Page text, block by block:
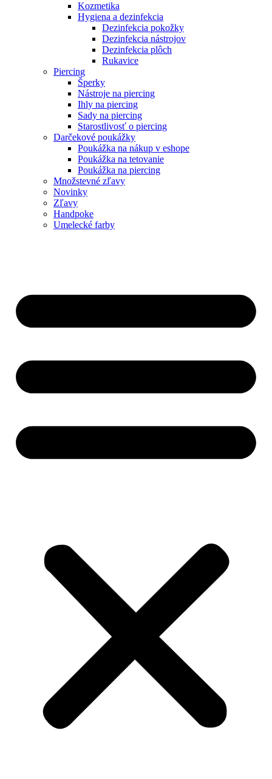
Kozmetika
Hygiena a dezinfekcia
Dezinfekcia pokožky
Dezinfekcia nástrojov
Dezinfekcia plôch
Rukavice
Piercing
Šperky
Nástroje na piercing
Ihly na piercing
Sady na piercing
Starostlivosť o piercing
Darčekové poukážky
Poukážka na nákup v eshope
Poukážka na tetovanie
Poukážka na piercing
Množstevné zľavy
Novinky
Zľavy
Handpoke
Umelecké farby